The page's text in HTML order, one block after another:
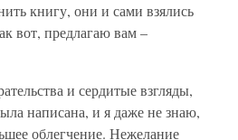
книгу, они и сами взялись
вот, предлагаю вам –
и сердитые взгляды,
написана, и я даже не знаю,
облегчение. Нежелание